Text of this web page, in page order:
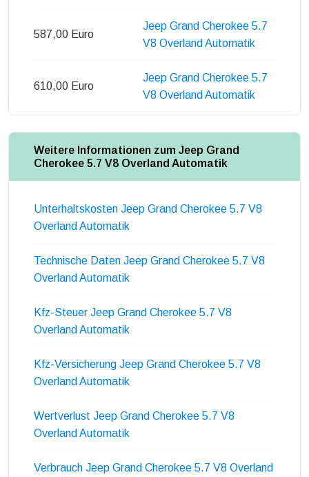
587,00 Euro
Jeep Grand Cherokee 5.7
V8 Overland Automatik
610,00 Euro
Jeep Grand Cherokee 5.7
V8 Overland Automatik
Weitere Informationen zum Jeep Grand
Cherokee 5.7 V8 Overland Automatik
Unterhaltskosten Jeep Grand Cherokee 5.7 V8
Overland Automatik
Technische Daten Jeep Grand Cherokee 5.7 V8
Overland Automatik
Kfz-Steuer Jeep Grand Cherokee 5.7 V8
Overland Automatik
Kfz-Versicherung Jeep Grand Cherokee 5.7 V8
Overland Automatik
Wertverlust Jeep Grand Cherokee 5.7 V8
Overland Automatik
Verbrauch Jeep Grand Cherokee 5.7 V8 Overland